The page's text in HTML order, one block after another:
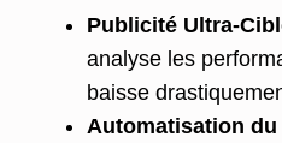
Publicité Ultra-
analyse les
baisse
Automatisation